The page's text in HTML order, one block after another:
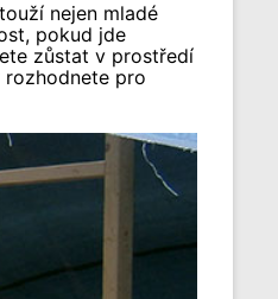
nejen mladé
pokud jde
zůstat v prostředí
pro